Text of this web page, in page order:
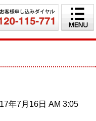
年7月16日 AM 3:05